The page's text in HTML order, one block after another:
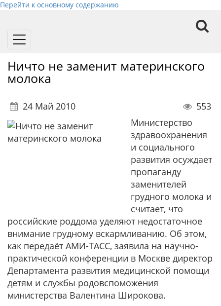
Перейти к основному содержанию
Toggle
Ничто не заменит материнского
молока
24 Май 2010
553
Министерство
здравоохранения
и социального
развития осуждает
пропаганду
заменителей
грудного молока и
считает, что
российские роддома уделяют недостаточное
внимание грудному вскармливанию. Об этом,
как передаёт АМИ-ТАСС, заявила на научно-
практической конференции в Москве директор
Департамента развития медицинской помощи
детям и службы родовспоможения
министерства Валентина Широкова.